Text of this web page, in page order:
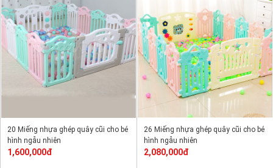
20 Miếng nhựa ghép quây cũi cho bé
hình ngẫu nhiên
1,600,000đ
26 Miếng nhựa ghép quây cũi cho bé
hình ngẫu nhiên
2,080,000đ